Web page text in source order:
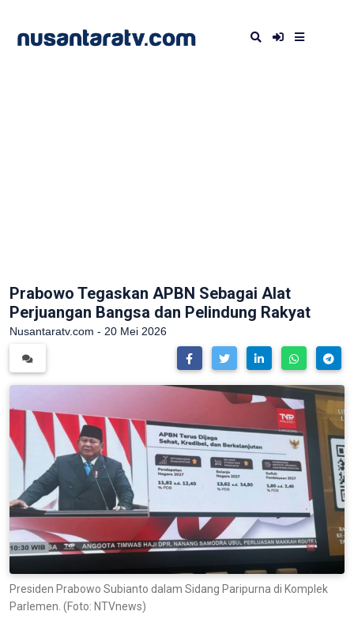
Prabowo Tegaskan APBN Sebagai Alat
Perjuangan Bangsa dan Pelindung Rakyat
Nusantaratv.com - 20 Mei 2026
Presiden Prabowo Subianto dalam Sidang Paripurna di Komplek
Parlemen. (Foto: NTVnews)